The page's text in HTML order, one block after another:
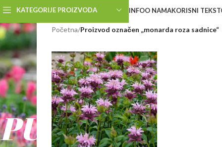
KATEGORIJE PROIZVODA INFOO NAMAKORISNI
RASADNIK
MIHALEK
PUT
Početna/Proizvod označen „monarda roza sadnice“